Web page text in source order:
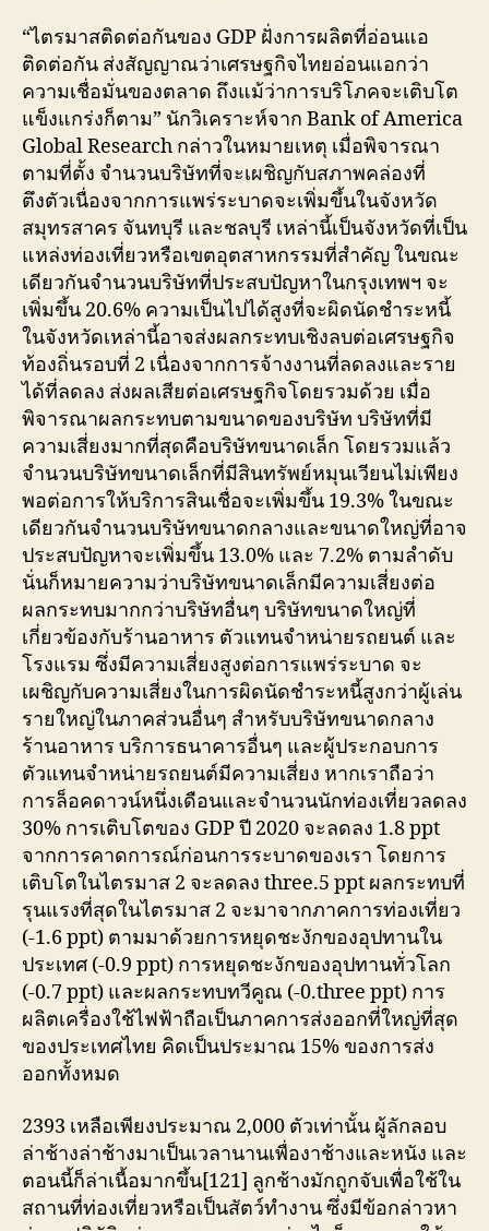
“ไตรมาสติดต่อกันของ GDP ฝั่งการผลิตที่อ่อนแอ
ติดต่อกัน ส่งสัญญาณว่าเศรษฐกิจไทยอ่อนแอกว่า
ความเชื่อมั่นของตลาด ถึงแม้ว่าการบริโภคจะเติบโต
แข็งแกร่งก็ตาม” นักวิเคราะห์จาก Bank of America
Global Research กล่าวในหมายเหตุ เมื่อพิจารณา
ตามที่ตั้ง จำนวนบริษัทที่จะเผชิญกับสภาพคล่องที่
ตึงตัวเนื่องจากการแพร่ระบาดจะเพิ่มขึ้นในจังหวัด
สมุทรสาคร จันทบุรี และชลบุรี เหล่านี้เป็นจังหวัดที่เป็น
แหล่งท่องเที่ยวหรือเขตอุตสาหกรรมที่สำคัญ ในขณะ
เดียวกันจำนวนบริษัทที่ประสบปัญหาในกรุงเทพฯ จะ
เพิ่มขึ้น 20.6% ความเป็นไปได้สูงที่จะผิดนัดชำระหนี้
ในจังหวัดเหล่านี้อาจส่งผลกระทบเชิงลบต่อเศรษฐกิจ
ท้องถิ่นรอบที่ 2 เนื่องจากการจ้างงานที่ลดลงและราย
ได้ที่ลดลง ส่งผลเสียต่อเศรษฐกิจโดยรวมด้วย เมื่อ
พิจารณาผลกระทบตามขนาดของบริษัท บริษัทที่มี
ความเสี่ยงมากที่สุดคือบริษัทขนาดเล็ก โดยรวมแล้ว
จำนวนบริษัทขนาดเล็กที่มีสินทรัพย์หมุนเวียนไม่เพียง
พอต่อการให้บริการสินเชื่อจะเพิ่มขึ้น 19.3% ในขณะ
เดียวกันจำนวนบริษัทขนาดกลางและขนาดใหญ่ที่อาจ
ประสบปัญหาจะเพิ่มขึ้น 13.0% และ 7.2% ตามลำดับ
นั่นก็หมายความว่าบริษัทขนาดเล็กมีความเสี่ยงต่อ
ผลกระทบมากกว่าบริษัทอื่นๆ บริษัทขนาดใหญ่ที่
เกี่ยวข้องกับร้านอาหาร ตัวแทนจำหน่ายรถยนต์ และ
โรงแรม ซึ่งมีความเสี่ยงสูงต่อการแพร่ระบาด จะ
เผชิญกับความเสี่ยงในการผิดนัดชำระหนี้สูงกว่าผู้เล่น
รายใหญ่ในภาคส่วนอื่นๆ สำหรับบริษัทขนาดกลาง
ร้านอาหาร บริการธนาคารอื่นๆ และผู้ประกอบการ
ตัวแทนจำหน่ายรถยนต์มีความเสี่ยง หากเราถือว่า
การล็อคดาวน์หนึ่งเดือนและจำนวนนักท่องเที่ยวลดลง
30% การเติบโตของ GDP ปี 2020 จะลดลง 1.8 ppt
จากการคาดการณ์ก่อนการระบาดของเรา โดยการ
เติบโตในไตรมาส 2 จะลดลง three.5 ppt ผลกระทบที่
รุนแรงที่สุดในไตรมาส 2 จะมาจากภาคการท่องเที่ยว
(-1.6 ppt) ตามมาด้วยการหยุดชะงักของอุปทานใน
ประเทศ (-0.9 ppt) การหยุดชะงักของอุปทานทั่วโลก
(-0.7 ppt) และผลกระทบทวีคูณ (-0.three ppt) การ
ผลิตเครื่องใช้ไฟฟ้าถือเป็นภาคการส่งออกที่ใหญ่ที่สุด
ของประเทศไทย คิดเป็นประมาณ 15% ของการส่ง
ออกทั้งหมด
2393 เหลือเพียงประมาณ 2,000 ตัวเท่านั้น ผู้ลักลอบ
ล่าช้างล่าช้างมาเป็นเวลานานเพื่องาช้างและหนัง และ
ตอนนี้ก็ล่าเนื้อมากขึ้น[121] ลูกช้างมักถูกจับเพื่อใช้ใน
สถานที่ท่องเที่ยวหรือเป็นสัตว์ทำงาน ซึ่งมีข้อกล่าวหา